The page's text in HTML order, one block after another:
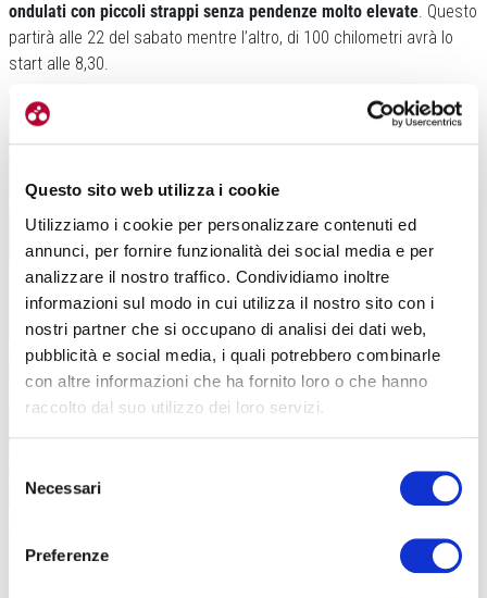
Questo sito web utilizza i cookie
Utilizziamo i cookie per personalizzare contenuti ed
annunci, per fornire funzionalità dei social media e per
analizzare il nostro traffico. Condividiamo inoltre
informazioni sul modo in cui utilizza il nostro sito con i
nostri partner che si occupano di analisi dei dati web,
pubblicità e social media, i quali potrebbero combinarle
con altre informazioni che ha fornito loro o che hanno
raccolto dal suo utilizzo dei loro servizi.
delNecessari
Preferenze
ondulati con piccoli strappi senza pendenze molto elevate. Questo
partirà alle 22 del sabato mentre l’altro, di 100 chilometri avrà lo
start alle 8,30.